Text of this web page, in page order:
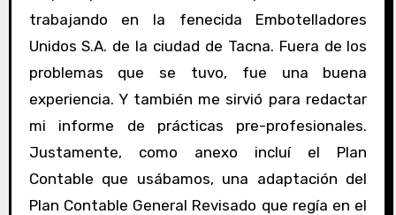
trabajando en la fenecida Embotelladores
Unidos S.A. de la ciudad de Tacna. Fuera de los
problemas que se tuvo, fue una buena
experiencia. Y también me sirvió para redactar
mi informe de prácticas pre-profesionales.
Justamente, como anexo incluí el Plan
Contable que usábamos, una adaptación del
Plan Contable General Revisado que regía en el